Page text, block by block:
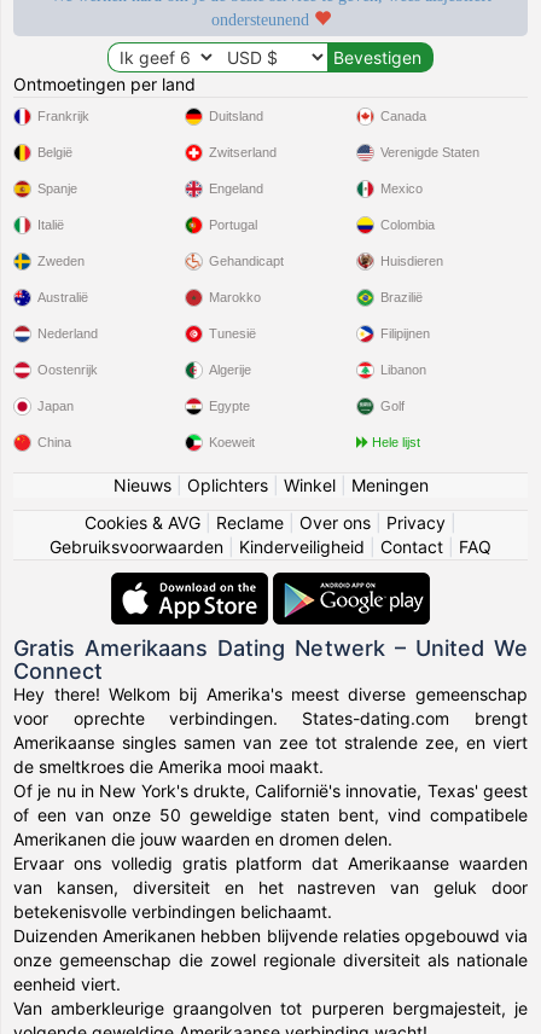
ondersteunend
Ontmoetingen per land
Frankrijk
België
Spanje
Italië
Zweden
Duitsland
Zwitserland
Engeland
Portugal
Gehandicapt
Canada
Verenigde Staten
Mexico
Colombia
Huisdieren
Australië
Nederland
Oostenrijk
Japan
China
Marokko
Tunesië
Algerije
Egypte
Koeweit
Brazilië
Filipijnen
Libanon
Golf
Hele lijst
Nieuws| Oplichters| Winkel| Meningen
Cookies & AVG
Reclame Over ons Privacy
Gebruiksvoorwaarden
Kinderveiligheid Contact FAQ
Gratis Amerikaans Dating Netwerk – United We
Connect
Hey there! Welkom bij Amerika's meest diverse gemeenschap
voor oprechte verbindingen. States-dating.com brengt
Amerikaanse singles samen van zee tot stralende zee, en viert
de smeltkroes die Amerika mooi maakt.
Of je nu in New York's drukte, Californië's innovatie, Texas' geest
of een van onze 50 geweldige staten bent, vind compatibele
Amerikanen die jouw waarden en dromen delen.
Ervaar ons volledig gratis platform dat Amerikaanse waarden
van kansen, diversiteit en het nastreven van geluk door
betekenisvolle verbindingen belichaamt.
Duizenden Amerikanen hebben blijvende relaties opgebouwd via
onze gemeenschap die zowel regionale diversiteit als nationale
eenheid viert.
Van amberkleurige graangolven tot purperen bergmajesteit, je